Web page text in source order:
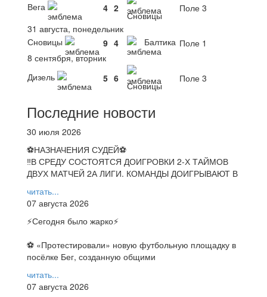
Вега
4 2
Сновицы
Поле 3
31 августа, понедельник
Сновицы
9 4 Балтика Поле 1
8 сентября, вторник
Дизель
5 6
Сновицы
Поле 3
Последние новости
30 июля 2026
⚽НАЗНАЧЕНИЯ СУДЕЙ⚽
‼В СРЕДУ СОСТОЯТСЯ ДОИГРОВКИ 2-Х ТАЙМОВ
ДВУХ МАТЧЕЙ 2А ЛИГИ. КОМАНДЫ ДОИГРЫВАЮТ В
читать...
07 августа 2026
⚡️Сегодня было жарко⚡️
⚽ ️«Протестировали» новую футбольную площадку в
посёлке Бег, созданную общими
читать...
07 августа 2026